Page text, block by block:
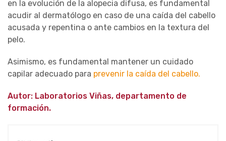
en la evolución de la alopecia difusa, es fundamental
acudir al dermatólogo en caso de una caída del cabello
acusada y repentina o ante cambios en la textura del
pelo.
Asimismo, es fundamental mantener un cuidado
capilar adecuado para prevenir la caída del cabello.
Autor: Laboratorios Viñas, departamento de
formación.